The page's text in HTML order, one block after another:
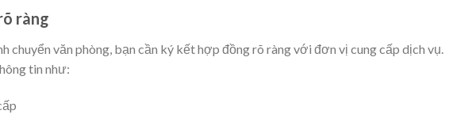
ràng
chuyển văn phòng, bạn cần ký kết hợp đồng rõ ràng với đơn vị cung cấp dịch vụ.
tin như: